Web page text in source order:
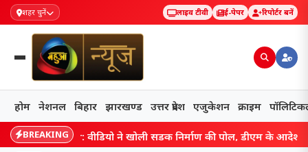
शहर चुनें लाइव टीवी ई-पेपर रिपोर्टर बनें
होम नेशनल बिहार झारखण्ड उत्तर प्रदेश एजुकेशन क्राइम
BREAKING
Bihar: वीडियो ने खोली सड़क निर्माण की पोल, डीएम के आदेश